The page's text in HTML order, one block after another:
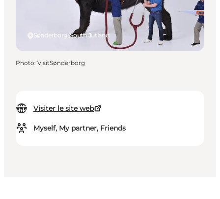
Visiter le site web
Myself, My partner, Friends
Sønderborg, South Jutland
Photo: VisitSønderborg